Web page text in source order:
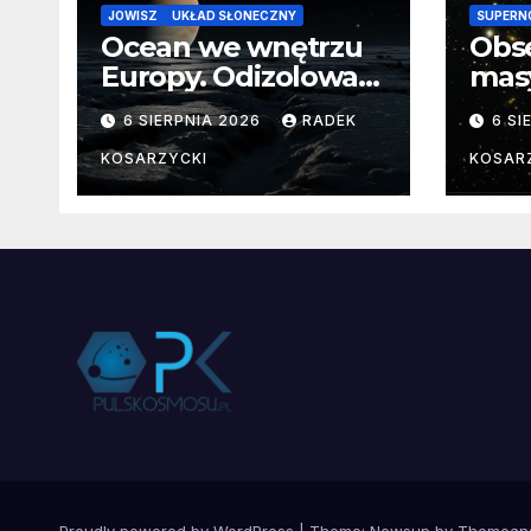
JOWISZ UKŁAD SŁONECZNY
Ocean we wnętrzu
Europy. Odizolowani
przez lodową
barierę
6 SIERPNIA 2026 RADEK
KOSARZYCKI
od
6